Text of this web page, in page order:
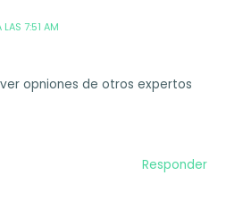
LAS 7:51 AM
opniones de otros expertos
Responder